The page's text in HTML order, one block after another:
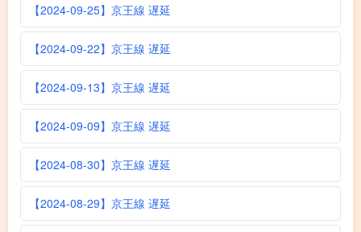
【2024-09-25】京王線 遅延
【2024-09-22】京王線 遅延
【2024-09-13】京王線 遅延
【2024-09-09】京王線 遅延
【2024-08-30】京王線 遅延
【2024-08-29】京王線 遅延